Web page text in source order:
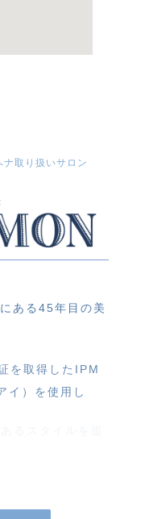
取り扱いサロン
ある45年目の美
を取得したIPM
イ）を使用し